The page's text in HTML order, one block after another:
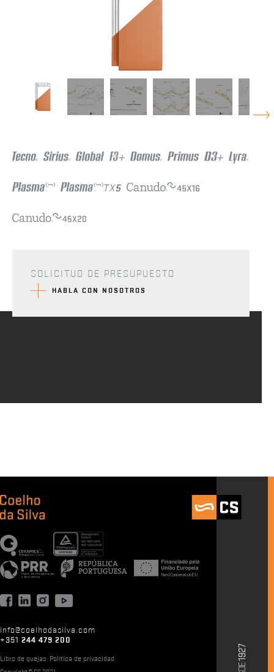
SOLICITUD DE PRESUPUESTO
HABLA CON NOSOTROS
info@coelhodasilva.com
+351 244 479 200
Libro de quejas Política de privacidad